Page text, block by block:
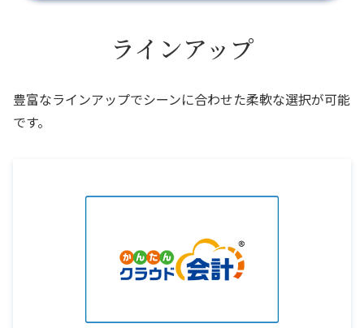
ラインアップ
豊富なラインアップでシーンに合わせた柔軟な選択が可能
です。